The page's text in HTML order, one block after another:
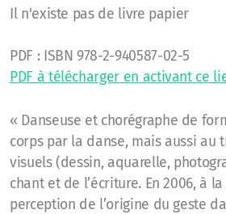
Il n'existe pas de livre papier
PDF : ISBN 978-2-940587-02-5
PDF à télécharger en activant ce
« Danseuse et chorégraphe de
corps par la danse, mais aussi au
visuels (dessin, aquarelle,
chant et de l’écriture. En 2006, à
perception de l’origine du geste